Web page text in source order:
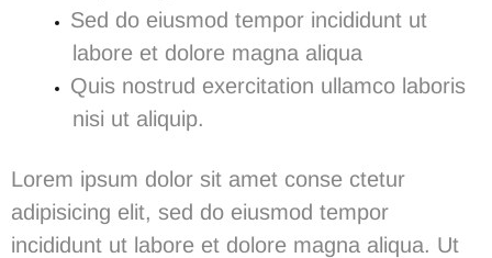
Sed do eiusmod tempor incididunt ut
labore et dolore magna aliqua
Quis nostrud exercitation ullamco laboris
nisi ut aliquip.
Lorem ipsum dolor sit amet conse ctetur
adipisicing elit, sed do eiusmod tempor
incididunt ut labore et dolore magna aliqua. Ut